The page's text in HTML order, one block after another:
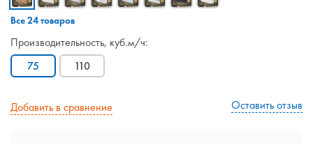
Все 24 товаров
Производительность, куб.м/ч:
75
110
Добавить в сравнение Оставить отзыв